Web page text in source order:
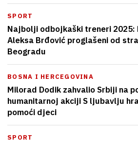
SPORT
Najbolji odbojkaški treneri 2025:
Aleksa Brđović proglašeni od
Beogradu
BOSNA I HERCEGOVINA
Milorad Dodik zahvalio Srbiji na
humanitarnoj akciji S ljubavlju
pomoći djeci
SPORT